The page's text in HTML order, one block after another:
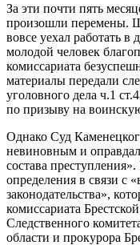
За эти почти пять
произошли перемены.
вовсе уехал работать
молодой человек
комиссариата
материалы передали
уголовного дела ч.1
по призыву на
Однако Суд
невиновным и оправдал
состава
определения в связи с
законодательства»,
комиссариата
Следственного
области и прокурора